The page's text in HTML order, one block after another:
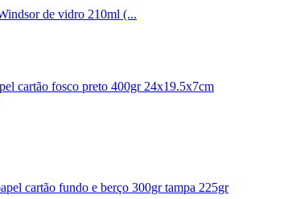
de vidro 210ml (...
cartão fosco preto 400gr 24x19.5x7cm
cartão fundo e berço 300gr tampa 225gr